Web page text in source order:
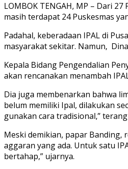
LOMBOK TENGAH, MP – Dari
masih terdapat 24 Puskesmas
Padahal, keberadaan IPAL di
masyarakat sekitar. Namun,
Kepala Bidang Pengendalian
akan rencanakan menambah
Dia juga membenarkan bahwa
belum memiliki Ipal, dilakukan
gunakan cara tradisional,”
Meski demikian, papar Banding,
aggaran yang ada. Untuk satu
bertahap,” ujarnya.